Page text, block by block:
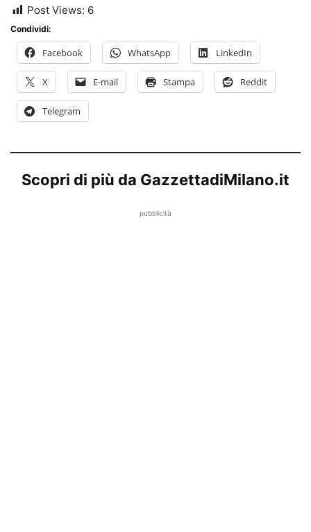
Post Views: 6
Condividi:
Facebook WhatsApp LinkedIn
X E-mail Stampa Reddit
Telegram
Scopri di più da GazzettadiMilano.it
pubblicità